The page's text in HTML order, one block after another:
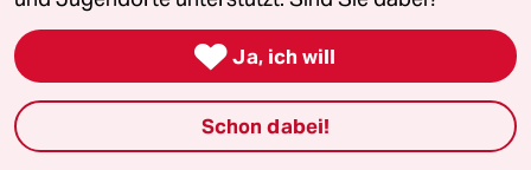
Alle Rechte vorbehalten. Bei rechtlichen Fragen oder für Genehmigungen
wenden Sie sich bitte anlizenzen@taz.de
Feedback Redaktionsstatut Kommune-Richtlinien KI-
 Ja, ich will
Schon dabei!